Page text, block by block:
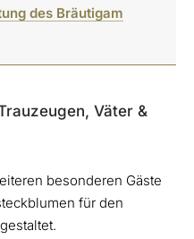
des Bräutigam
Väter &
besonderen Gäste
für den